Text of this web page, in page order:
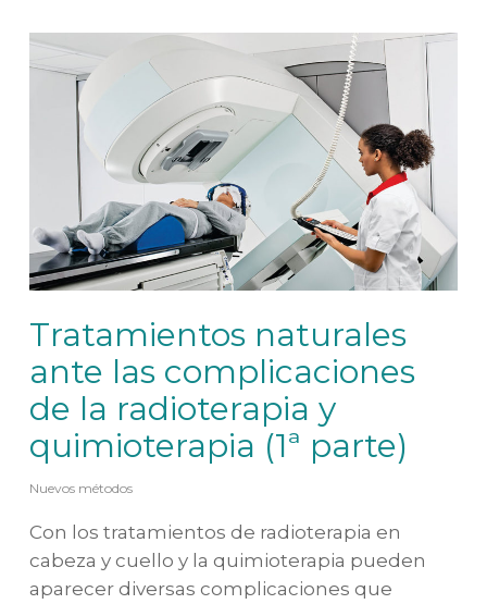
Tratamientos naturales
ante las complicaciones
de la radioterapia y
quimioterapia (1ª parte)
Nuevos métodos
Con los tratamientos de radioterapia en
cabeza y cuello y la quimioterapia pueden
aparecer diversas complicaciones que